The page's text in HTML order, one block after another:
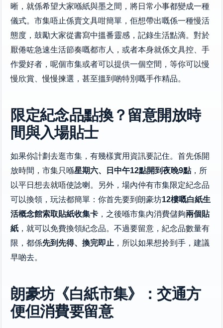
晰，就係希望大家喺紙與墨之間，將日常小事都變成一種
儀式。市集唔止係賣文具咁簡單，佢想帶出嘅係一種慢活
態度，鼓勵大家從書寫中搵番靈感，記錄生活點滴。對於
厭倦咗急速生活節奏嘅都市人，或者本身就係文具控、手
作愛好者，呢個市集或者可以提供一個空間，等你可以慢
慢欣賞、慢慢揀選，甚至搵到啲特別嘅手作精品。
限定紀念品點換？留意開放時
間與入場貼士
如果你計劃去逛市集，有幾樣實用資訊要記住。首先係開
放時間，市集只喺星期六、日中午12點開到夜晚9點，所
以平日想去就唔使諗喇。另外，場內仲有市集限定紀念品
可以換領，玩法都簡單：你首先要到朗豪坊12樓嘅白紙生
活概念館索取貼紙收集卡 ，之後喺市集內消費儲夠兩個貼
紙 ，就可以免費換領紀念品。不過要留意，紀念品數量有
限，都係先到先得、換完即止 ，所以如果想拎到手，建議
早啲去。
朗豪坊《白紙市集》：交通方
便但消費要留意